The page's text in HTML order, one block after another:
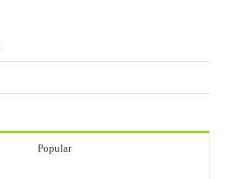
Popular